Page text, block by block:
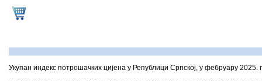
Укупан индекс потрошачких цијена у Републици Српској, у фебруару